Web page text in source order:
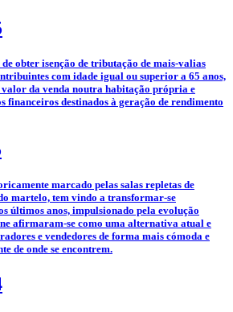
obter isenção de tributação de mais-valias
com idade igual ou superior a 65 anos,
da venda noutra habitação própria e
financeiros destinados à geração de rendimento
marcado pelas salas repletas de
martelo, tem vindo a transformar-se
últimos anos, impulsionado pela evolução
afirmaram-se como uma alternativa atual e
e vendedores de forma mais cómoda e
de onde se encontrem.